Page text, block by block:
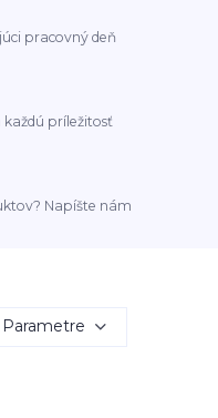
pracovný deň
príležitosť
Napíšte nám
Parametre